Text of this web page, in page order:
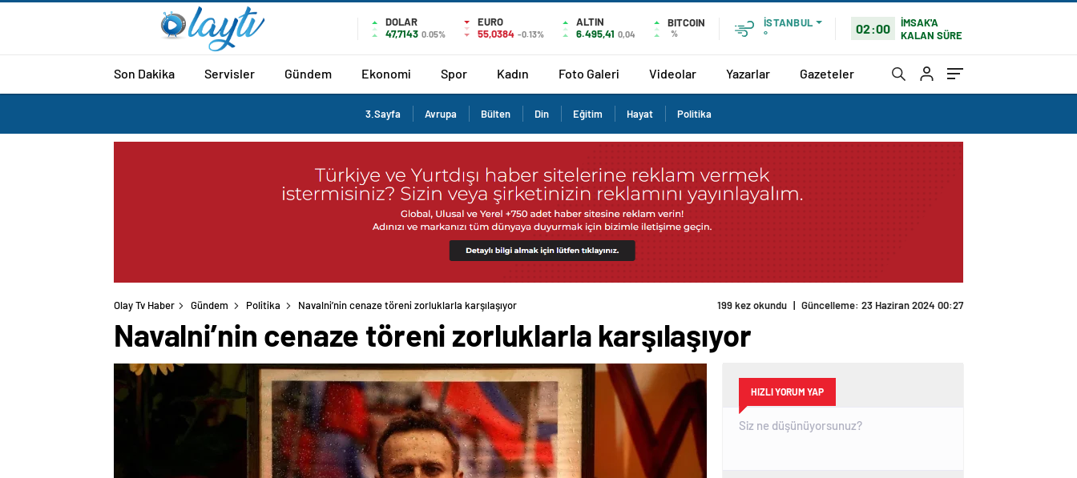
DOLAR
47,7143 0.05%
EURO
55,0384 -0.13%
ALTIN
6.495,41 0,04
BITCOIN
%
İSTANBUL
°
02:00
İMSAK'A
KALAN SÜRE
Son Dakika Servisler Gündem Ekonomi Spor Kadın Foto Galeri Videolar Yazarlar Gazeteler
3.Sayfa Avrupa Bülten Din Eğitim Hayat Politika
Olay Tv Haber Gündem Politika Navalni’nin cenaze töreni zorluklarla karşılaşıyor 199 kez okundu | Güncelleme: 23 Haziran 2024 00:27
Navalni’nin cenaze töreni zorluklarla karşılaşıyor
HIZLI YORUM YAP